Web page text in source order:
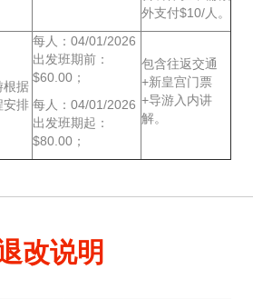
外支付$10/人。
根据
安排
每人：04/01/2026
出发班期前：
$60.00；
每人：04/01/2026
出发班期起：
$80.00；
包含往返交通
+新皇宫门票
+导游入内讲
解。
改说明